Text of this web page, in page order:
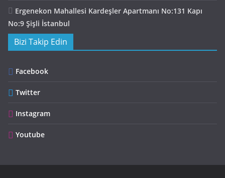
Ergenekon Mahallesi Kardeşler Apartmanı No:131 Kapı
No:9 Şişli İstanbul
Bizi Takip Edin
Facebook
Twitter
Instagram
Youtube